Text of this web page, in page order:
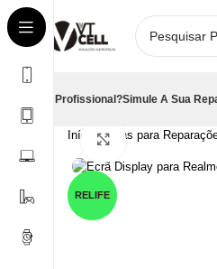
É Profissional?Simule A Sua
Início Peças para
RELIFE
Clique para